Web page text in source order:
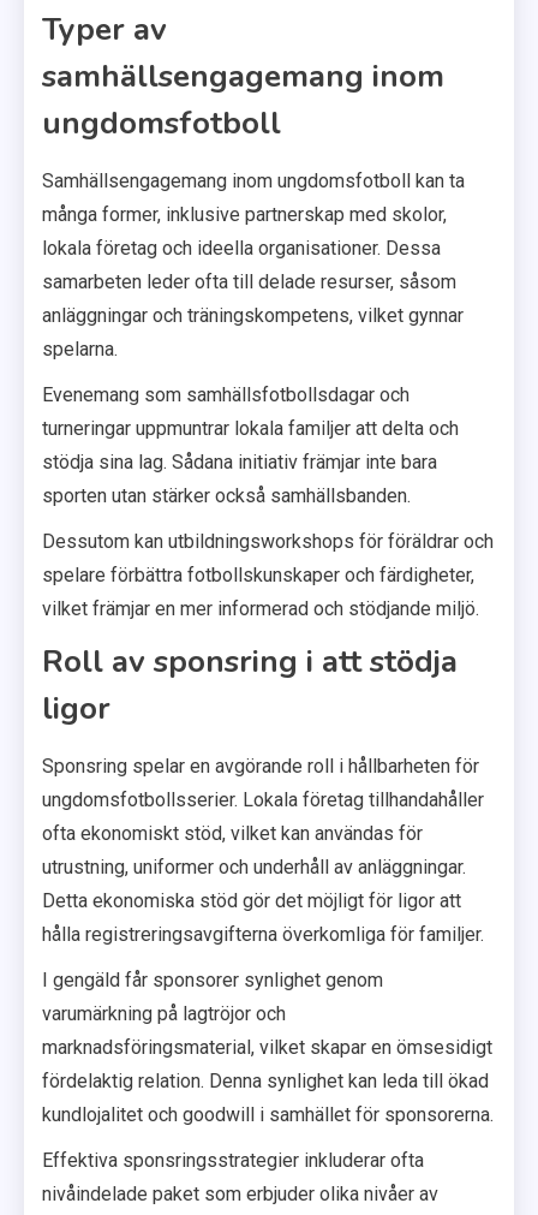
Typer av
samhällsengagemang inom
ungdomsfotboll
Samhällsengagemang inom ungdomsfotboll kan ta
många former, inklusive partnerskap med skolor,
lokala företag och ideella organisationer. Dessa
samarbeten leder ofta till delade resurser, såsom
anläggningar och träningskompetens, vilket gynnar
spelarna.
Evenemang som samhällsfotbollsdagar och
turneringar uppmuntrar lokala familjer att delta och
stödja sina lag. Sådana initiativ främjar inte bara
sporten utan stärker också samhällsbanden.
Dessutom kan utbildningsworkshops för föräldrar och
spelare förbättra fotbollskunskaper och färdigheter,
vilket främjar en mer informerad och stödjande miljö.
Roll av sponsring i att stödja
ligor
Sponsring spelar en avgörande roll i hållbarheten för
ungdomsfotbollsserier. Lokala företag tillhandahåller
ofta ekonomiskt stöd, vilket kan användas för
utrustning, uniformer och underhåll av anläggningar.
Detta ekonomiska stöd gör det möjligt för ligor att
hålla registreringsavgifterna överkomliga för familjer.
I gengäld får sponsorer synlighet genom
varumärkning på lagtröjor och
marknadsföringsmaterial, vilket skapar en ömsesidigt
fördelaktig relation. Denna synlighet kan leda till ökad
kundlojalitet och goodwill i samhället för sponsorerna.
Effektiva sponsringsstrategier inkluderar ofta
nivåindelade paket som erbjuder olika nivåer av